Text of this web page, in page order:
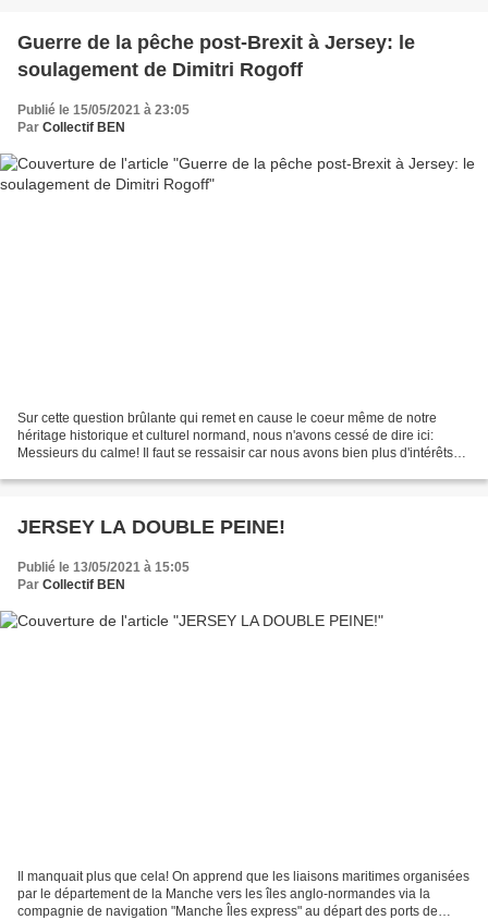
Guerre de la pêche post-Brexit à Jersey: le
soulagement de Dimitri Rogoff
Publié le 15/05/2021 à 23:05
Par Collectif BEN
Sur cette question brûlante qui remet en cause le coeur même de notre
héritage historique et culturel normand, nous n'avons cessé de dire ici:
Messieurs du calme! Il faut se ressaisir car nous avons bien plus d'intérêts
JERSEY LA DOUBLE PEINE!
Publié le 13/05/2021 à 15:05
Par Collectif BEN
Il manquait plus que cela! On apprend que les liaisons maritimes organisées
par le département de la Manche vers les îles anglo-normandes via la
compagnie de navigation "Manche Îles express" au départ des ports de